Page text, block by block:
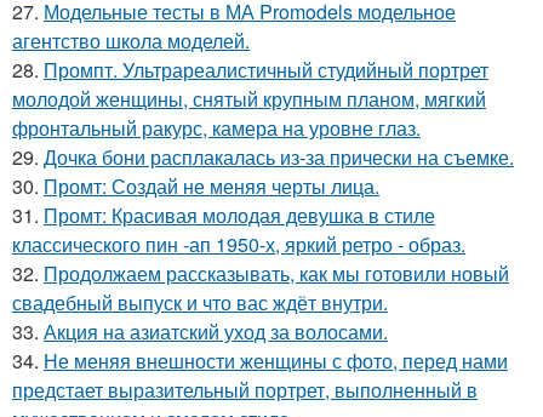
27. Модельные тесты в МА Promodels модельное
агентство школа моделей.
28. Промпт. Ультрареалистичный студийный портрет
молодой женщины, снятый крупным планом, мягкий
фронтальный ракурс, камера на уровне глаз.
29. Дочка бони расплакалась из-за прически на съемке.
30. Промт: Создай не меняя черты лица.
31. Промт: Красивая молодая девушка в стиле
классического пин -ап 1950-х, яркий ретро - образ.
32. Продолжаем рассказывать, как мы готовили новый
свадебный выпуск и что вас ждёт внутри.
33. Акция на азиатский уход за волосами.
34. Не меняя внешности женщины с фото, перед нами
предстает выразительный портрет, выполненный в